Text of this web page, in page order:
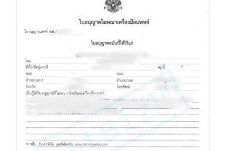
ฆพ. ใบอนุญาตโฆษณาเครื่องมือแพทย์
ฆพ. คือ ใบอนุญาตโฆษณาเครื่องมือแพทย์ เมื่อพูดถึงการทำการตลาดเครื่องมือ
แพทย์หรืออุปกรณ์ทางการแพทย์นั้น
มีสิ่งหนึ่งที่ผู้ประกอบการจำเป็นต้องมีอย่างขาดไม่ได้ นั่นคือ ฆพ. หรือใบอนุญาต
โฆษณาเครื่องมือแพทย์
ออกโดยสำนักงานคณะกรรมการอาหารและยา หรือ อย.